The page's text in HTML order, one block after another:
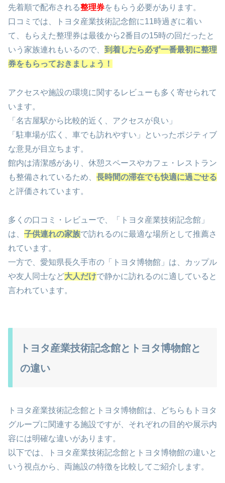
先着順で配布される整理券をもらう必要があります。
口コミでは、トヨタ産業技術記念館に11時過ぎに着い
て、もらえた整理券は最後から2番目の15時の回だったと
いう家族連れもいるので、 到着したら必ず一番最初に整理
券をもらっておきましょう！
アクセスや施設の環境に関するレビューも多く寄せられて
います。
「名古屋駅から比較的近く、アクセスが良い」
「駐車場が広く、車でも訪れやすい」といったポジティブ
な意見が目立ちます。
館内は清潔感があり、休憩スペースやカフェ・レストラン
も整備されているため、 長時間の滞在でも快適に過ごせる
と評価されています。
多くの口コミ・レビューで、「トヨタ産業技術記念館」
は、 子供連れの家族で訪れるのに最適な場所として推薦さ
れています。
一方で、愛知県長久手市の「トヨタ博物館」は、カップル
や友人同士など大人だけで静かに訪れるのに適していると
言われています。
トヨタ産業技術記念館とトヨタ博物館と
の違い
トヨタ産業技術記念館とトヨタ博物館は、どちらもトヨタ
グループに関連する施設ですが、それぞれの目的や展示内
容には明確な違いがあります。
以下では、トヨタ産業技術記念館とトヨタ博物館の違いと
いう視点から、両施設の特徴を比較してご紹介します。